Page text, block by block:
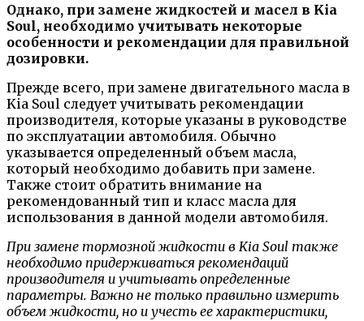
Однако, при замене жидкостей и масел в Kia
Soul, необходимо учитывать некоторые
особенности и рекомендации для правильной
дозировки.
Прежде всего, при замене двигательного масла в
Kia Soul следует учитывать рекомендации
производителя, которые указаны в руководстве
по эксплуатации автомобиля. Обычно
указывается определенный объем масла,
который необходимо добавить при замене.
Также стоит обратить внимание на
рекомендованный тип и класс масла для
использования в данной модели автомобиля.
При замене тормозной жидкости в Kia Soul также
необходимо придерживаться рекомендаций
производителя и учитывать определенные
параметры. Важно не только правильно измерить
объем жидкости, но и учесть ее характеристики,